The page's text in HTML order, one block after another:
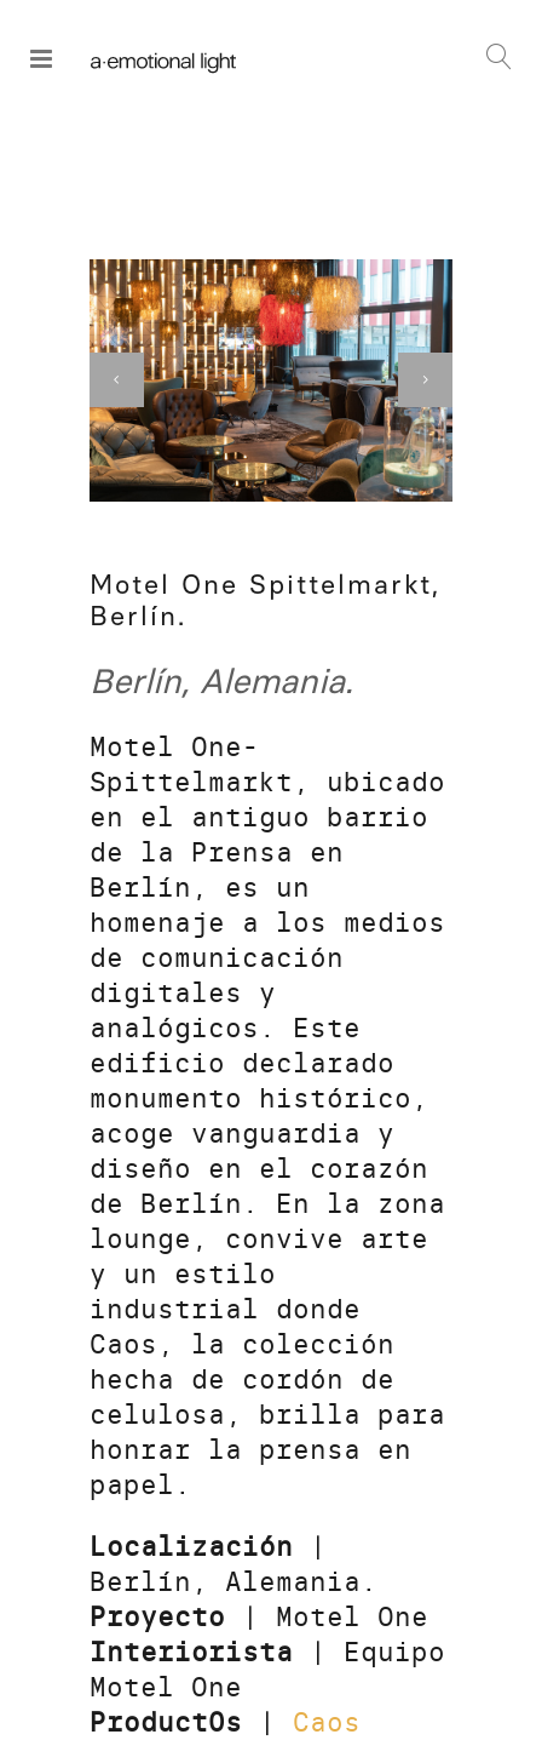
Motel One Spittelmarkt,
Berlín.
Berlín, Alemania.
Motel One-
Spittelmarkt, ubicado
en el antiguo barrio
de la Prensa en
Berlín, es un
homenaje a los medios
de comunicación
digitales y
analógicos. Este
edificio declarado
monumento histórico,
acoge vanguardia y
diseño en el corazón
de Berlín. En la zona
lounge, convive arte
y un estilo
industrial donde
Caos, la colección
hecha de cordón de
celulosa, brilla para
honrar la prensa en
papel.
Localización |
Berlín, Alemania.
Proyecto | Motel One
Interiorista | Equipo
Motel One
Product0s | Caos